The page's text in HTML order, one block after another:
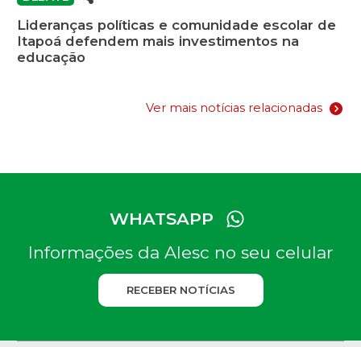
Lideranças políticas e comunidade escolar de
Itapoá defendem mais investimentos na
educação
Ver mais notícias relacionadas
WHATSAPP
Informações da Alesc no seu celular
RECEBER NOTÍCIAS